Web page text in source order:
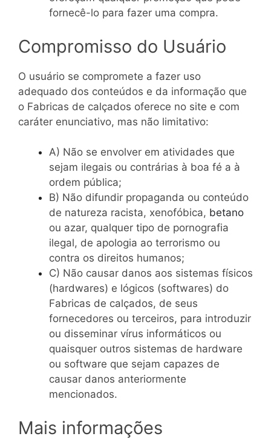
fornecê-lo para fazer uma compra.
Compromisso do Usuário
O usuário se compromete a fazer uso
adequado dos conteúdos e da informação que
o Fabricas de calçados oferece no site e com
caráter enunciativo, mas não limitativo:
A) Não se envolver em atividades que
sejam ilegais ou contrárias à boa fé a à
ordem pública;
B) Não difundir propaganda ou conteúdo
de natureza racista, xenofóbica, betano
ou azar, qualquer tipo de pornografia
ilegal, de apologia ao terrorismo ou
contra os direitos humanos;
C) Não causar danos aos sistemas físicos
(hardwares) e lógicos (softwares) do
Fabricas de calçados, de seus
fornecedores ou terceiros, para introduzir
ou disseminar vírus informáticos ou
quaisquer outros sistemas de hardware
ou software que sejam capazes de
causar danos anteriormente
mencionados.
Mais informações